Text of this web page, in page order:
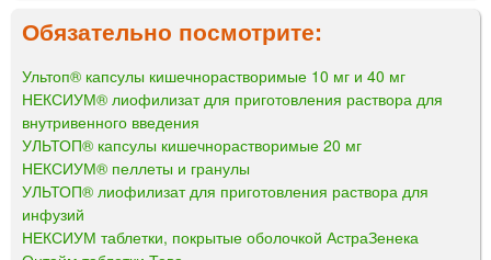
Обязательно посмотрите:
Ультоп® капсулы кишечнорастворимые 10 мг и 40 мг
НЕКСИУМ® лиофилизат для приготовления раствора для
внутривенного введения
УЛЬТОП® капсулы кишечнорастворимые 20 мг
НЕКСИУМ® пеллеты и гранулы
УЛЬТОП® лиофилизат для приготовления раствора для
инфузий
НЕКСИУМ таблетки, покрытые оболочкой АстраЗенека